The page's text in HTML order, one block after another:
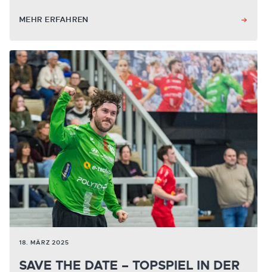
MEHR ERFAHREN
18. MÄRZ 2025
SAVE THE DATE – TOPSPIEL IN DER